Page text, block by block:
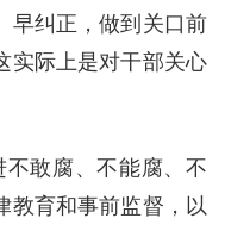
早纠正，做到关口前
实际上是对干部关心
不敢腐、不能腐、不
教育和事前监督，以